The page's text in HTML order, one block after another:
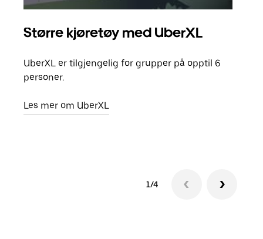
Større kjøretøy med UberXL
UberXL er tilgjengelig for grupper på opptil 6
personer.
Les mer om UberXL
1/4